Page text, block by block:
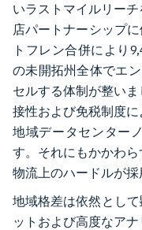
いラストマイルリー
店パートナーシップ
トフレン合併により
の未開拓州全体でエ
セルする体制が整い
接性および免税制度
地域データセンター
す。それにもかかわ
物流上のハードルが採
地域格差は依然とし
ットおよび高度なア